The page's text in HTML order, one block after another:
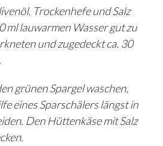
Trockenhefe und Salz
ml lauwarmen Wasser gut zu
und zugedeckt ca. 30
grünen Spargel waschen,
eines Sparschälers längst in
Den Hüttenkäse mit Salz